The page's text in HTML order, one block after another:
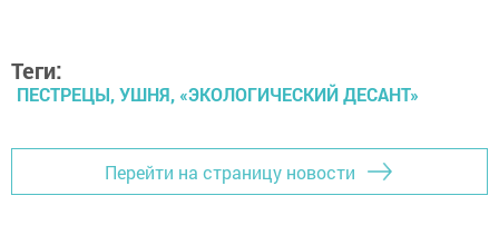
Теги:
ПЕСТРЕЦЫ, УШНЯ, «ЭКОЛОГИЧЕСКИЙ ДЕСАНТ»
Перейти на страницу новости